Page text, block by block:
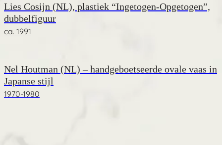
Lies Cosijn (NL), plastiek “Ingetogen-Opgetogen”,
dubbelfiguur
ca. 1991
Nel Houtman (NL) – handgeboetseerde ovale vaas in
Japanse stijl
1970-1980